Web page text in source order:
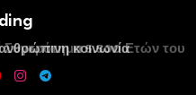
κοινωνία